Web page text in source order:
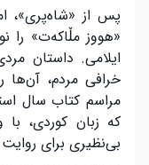
پس از «شاه‌پری»،
«هووز مڵاکه‌ت» را
ایلامی. داستان
خرافی مردم، آن‌ها
مراسم کتاب سال
که زبان کوردی،
بی‌نظیری برای روایت